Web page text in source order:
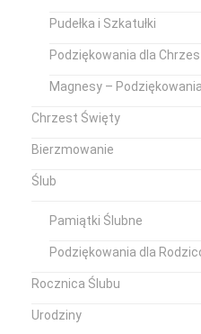
Pudełka i Szkatułki
Podziękowania dla
Magnesy –
Chrzest Święty
Bierzmowanie
Ślub
Pamiątki Ślubne
Podziękowania dla
Rocznica Ślubu
Urodziny